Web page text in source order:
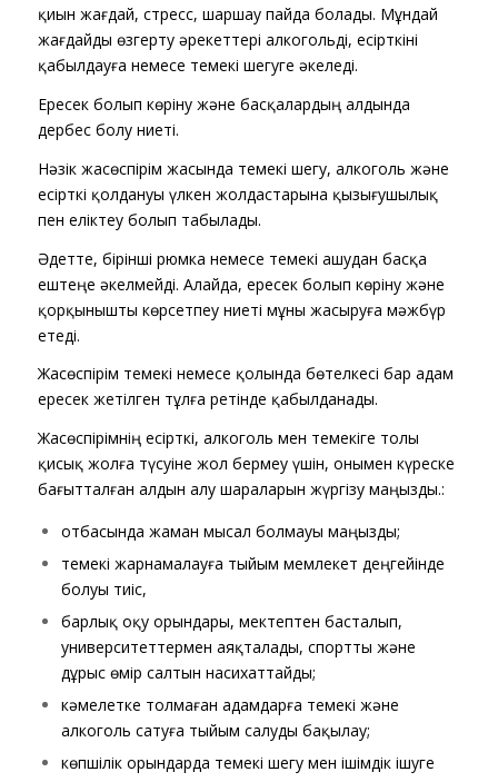
қиын жағдай, стресс, шаршау пайда болады. Мұндай
жағдайды өзгерту әрекеттері алкогольді, есірткіні
қабылдауға немесе темекі шегуге әкеледі.
Ересек болып көріну және басқалардың алдында
дербес болу ниеті.
Нәзік жасөспірім жасында темекі шегу, алкоголь және
есірткі қолдануы үлкен жолдастарына қызығушылық
пен еліктеу болып табылады.
Әдетте, бірінші рюмка немесе темекі ашудан басқа
ештеңе әкелмейді. Алайда, ересек болып көріну және
қорқынышты көрсетпеу ниеті мұны жасыруға мәжбүр
етеді.
Жасөспірім темекі немесе қолында бөтелкесі бар адам
ересек жетілген тұлға ретінде қабылданады.
Жасөспірімнің есірткі, алкоголь мен темекіге толы
қисық жолға түсуіне жол бермеу үшін, онымен күреске
бағытталған алдын алу шараларын жүргізу маңызды.:
отбасында жаман мысал болмауы маңызды;
темекі жарнамалауға тыйым мемлекет деңгейінде
болуы тиіс,
барлық оқу орындары, мектептен басталып,
университеттермен аяқталады, спортты және
дұрыс өмір салтын насихаттайды;
кәмелетке толмаған адамдарға темекі және
алкоголь сатуға тыйым салуды бақылау;
көпшілік орындарда темекі шегу мен ішімдік ішуге